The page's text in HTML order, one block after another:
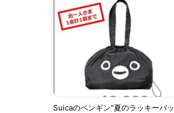
Suicaのペンギン"夏のラッキーバッ